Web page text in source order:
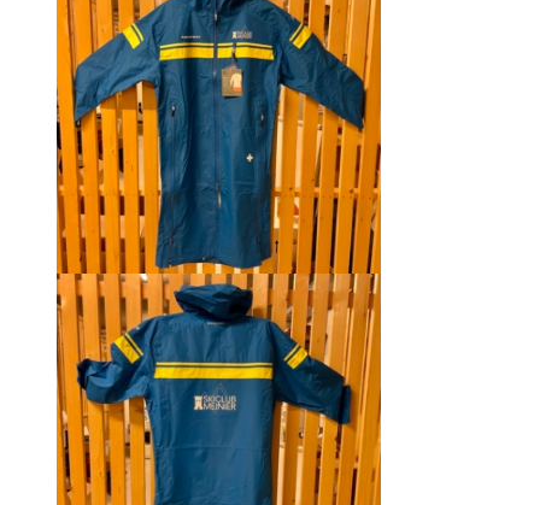
CHF 129.00.CHF 69.00.